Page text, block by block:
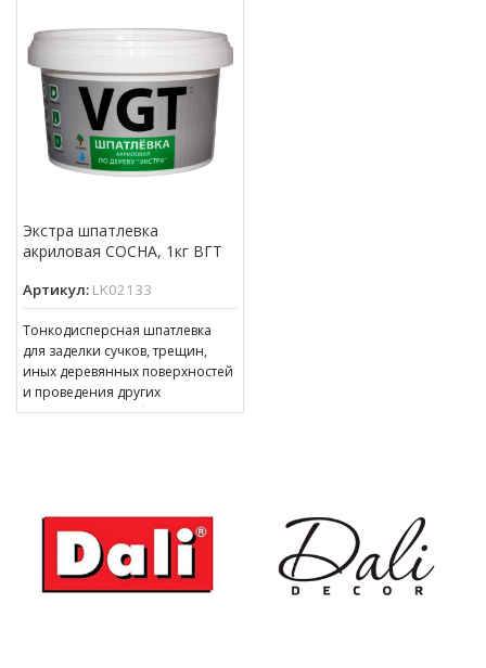
финишной шпатлевки,
Экстра шпатлевка
акриловая СОСНА, 1кг ВГТ
Артикул: LK02133
Тонкодисперсная шпатлевка
для заделки сучков, трещин,
иных деревянных поверхностей
и проведения других
ответственных работ. может